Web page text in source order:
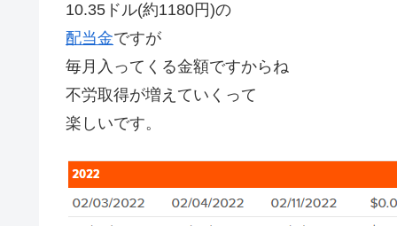
10.35ドル(約1180円)の
配当金ですが
毎月入ってくる金額ですからね
不労取得が増えていくって
楽しいです。